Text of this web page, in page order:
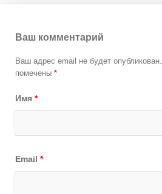
Ваш комментарий
Ваш адрес email не будет опубликован.
помечены *
Имя *
Email *